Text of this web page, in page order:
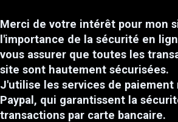
Merci de votre intérêt pour mon
l'importance de la sécurité en
vous assurer que toutes les
site sont hautement sécurisées.
J'utilise les services de
Paypal, qui garantissent la
transactions par carte bancaire.